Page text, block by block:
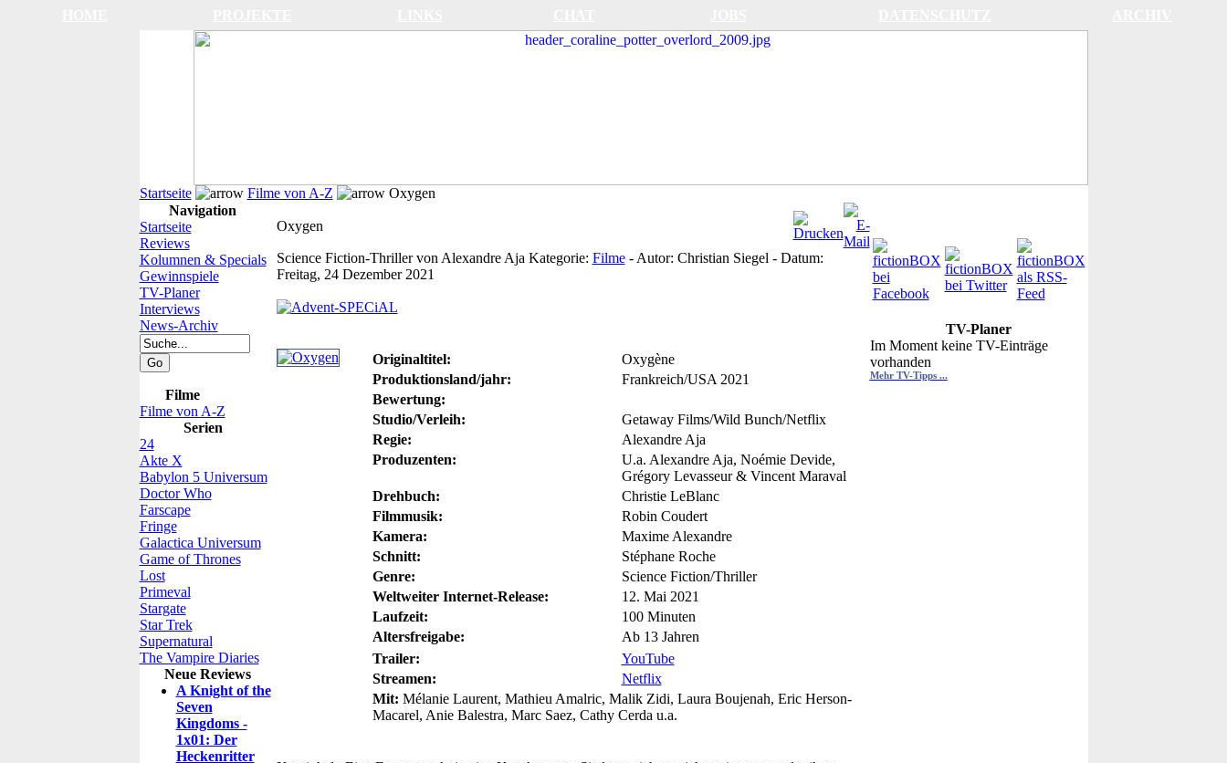
Startseite Filme von A-Z
Oxygen
Navigation
Startseite
Reviews
Kolumnen & Specials
Gewinnspiele
TV-Planer
Interviews
News-Archiv
Filme
Filme von A-Z
Serien
24
Akte X
Babylon 5 Universum
Doctor Who
Farscape
Fringe
Galactica Universum
Game of Thrones
Lost
Primeval
Stargate
Star Trek
Supernatural
The Vampire Diaries
Neue Reviews
A Knight of the
Seven
Kingdoms -
1x01: Der
Heckenritter
Oxygen
Science Fiction-Thriller von Alexandre Aja Kategorie: Filme- Autor: Christian Siegel - Datum:
Freitag, 24 Dezember 2021
Originaltitel:
Oxygène
Produktionsland/jahr:
Frankreich/USA 2021
Bewertung:
Studio/Verleih:
Getaway Films/Wild Bunch/Netflix
Regie:
Alexandre Aja
Produzenten:
U.a. Alexandre Aja, Noémie Devide,
Grégory Levasseur & Vincent Maraval
Drehbuch:
Christie LeBlanc
Filmmusik:
Robin Coudert
Kamera:
Maxime Alexandre
Schnitt:
Stéphane Roche
Genre:
Science Fiction/Thriller
Weltweiter Internet-Release:
12. Mai 2021
Laufzeit:
100 Minuten
Altersfreigabe:
Ab 13 Jahren
Trailer:
YouTube
Streamen:
Netflix
Mit: Mélanie Laurent, Mathieu Amalric, Malik Zidi, Laura Boujenah, Eric Herson-
Macarel, Anie Balestra, Marc Saez, Cathy Cerda u.a.
TV-Planer
Im Moment keine TV-Einträge
vorhanden
Mehr TV-Tipps ...